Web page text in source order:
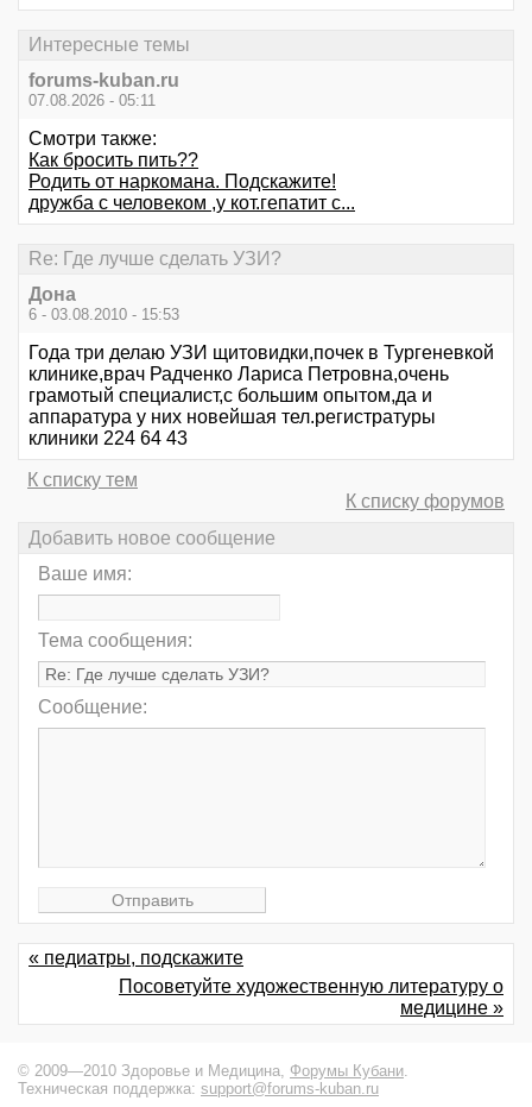
Интересные темы
forums-kuban.ru
07.08.2026 - 05:11
Смотри также:
Как бросить пить??
Родить от наркомана. Подскажите!
дружба с человеком ,у кот.гепатит с...
Re: Где лучше сделать УЗИ?
Дона
6 - 03.08.2010 - 15:53
Года три делаю УЗИ щитовидки,почек в Тургеневкой
клинике,врач Радченко Лариса Петровна,очень
грамотый специалист,с большим опытом,да и
аппаратура у них новейшая тел.регистратуры
клиники 224 64 43
К списку тем
К списку форумов
Добавить новое сообщение
Ваше имя:
Тема сообщения:
Сообщение:
« педиатры, подскажите
Посоветуйте художественную литературу о
медицине »
© 2009—2010 Здоровье и Медицина, Форумы Кубани
Техническая поддержка: support@forums-kuban.ru